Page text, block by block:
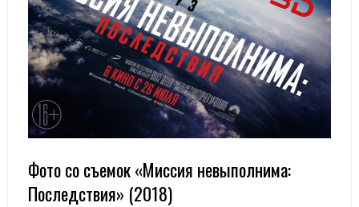
Фото со съемок «Миссия невыполнима:
Последствия» (2018)